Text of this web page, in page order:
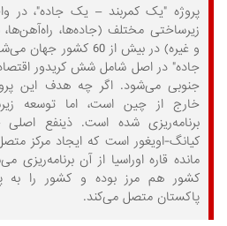
زیرساختی مختلف (جاده‌ها، راه‌آهن‌ها،
و غیره) در بیش از 60
جاده" در اصل شامل شش کریدور
جنوبی می‌شود. اگر چه هدف این
خارج از چین است، اما توسعه
برنامه‌ریزی شده است. ذینفع
کیانگ-اویغور است که ایجاد مرکز
مانده قاره اوراسیا از آن
کشور هم مرز بوده و کشور را به
پاکستان متصل می‌کند.